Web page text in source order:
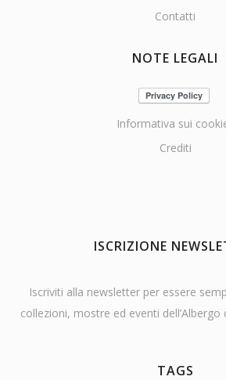
Contatti
NOTE LEGALI
Informativa sui
Crediti
ISCRIZIONE
Iscriviti alla newsletter per essere
collezioni, mostre ed eventi dell’Albergo
TAGS